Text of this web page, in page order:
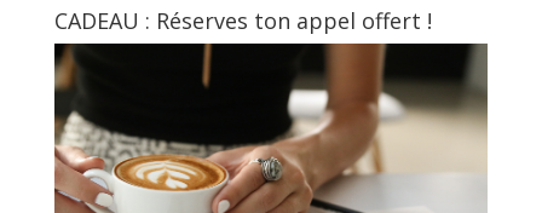
CADEAU : Réserves ton appel offert !